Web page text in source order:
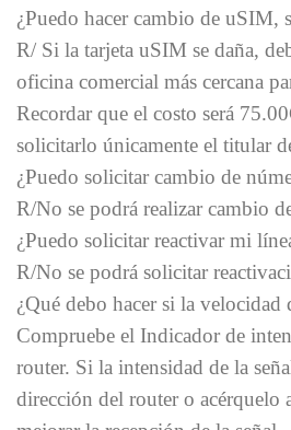
¿Puedo hacer cambio de uSIM,
R/ Si la tarjeta uSIM se daña,
oficina comercial más cercana
Recordar que el costo será
solicitarlo únicamente el titular
¿Puedo solicitar cambio de
R/No se podrá realizar cambio
¿Puedo solicitar reactivar mi
R/No se podrá solicitar
¿Qué debo hacer si la velocidad
Compruebe el Indicador de
router. Si la intensidad de la
dirección del router o acérquelo